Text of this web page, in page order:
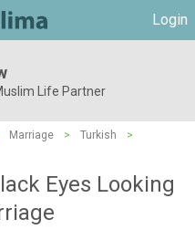
Login
Life Partner
Marriage > Turkish
>
Eyes Looking